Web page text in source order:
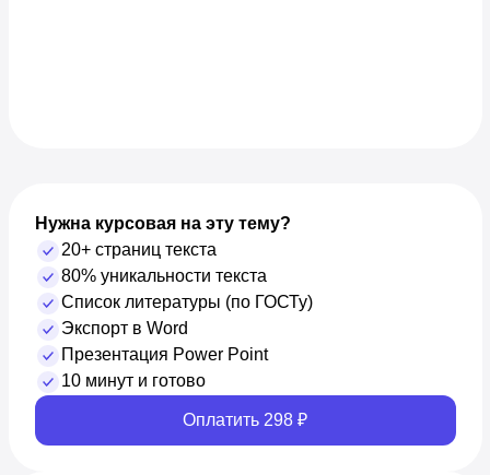
Нужна курсовая на эту тему?
20+ страниц текста
80% уникальности текста
Список литературы (по ГОСТу)
Экспорт в Word
Презентация Power Point
10 минут и готово
Оплатить 298 ₽